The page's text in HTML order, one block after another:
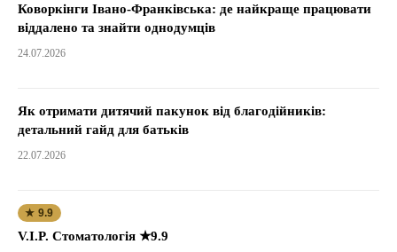
Коворкінги Івано-Франківська: де найкраще працювати
віддалено та знайти однодумців
24.07.2026
Як отримати дитячий пакунок від благодійників:
детальний гайд для батьків
22.07.2026
★ 9.9
V.I.P. Стоматологія ★9.9